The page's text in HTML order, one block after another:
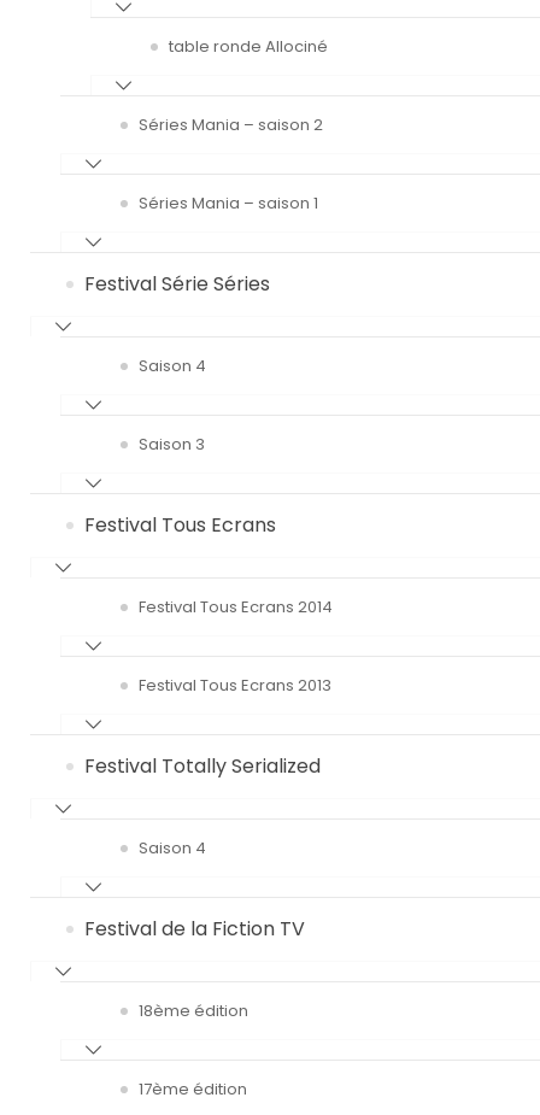
table ronde Allociné
Séries Mania – saison 2
Séries Mania – saison 1
Festival Série Séries
Saison 4
Saison 3
Festival Tous Ecrans
Festival Tous Ecrans 2014
Festival Tous Ecrans 2013
Festival Totally Serialized
Saison 4
Festival de la Fiction TV
18ème édition
17ème édition